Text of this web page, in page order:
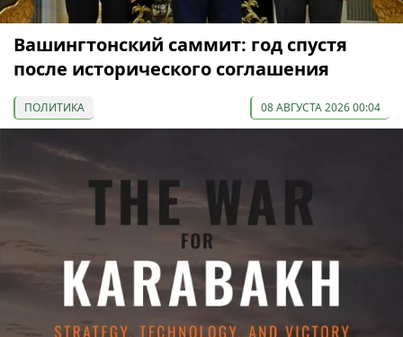
Вашингтонский саммит: год спустя
после исторического соглашения
ПОЛИТИКА 08 АВГУСТА 2026 00:04